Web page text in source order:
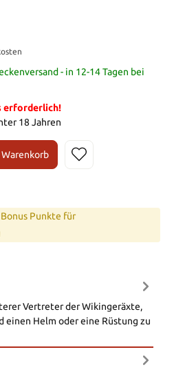
- in 12-14 Tagen bei
erforderlich!
18 Jahren
Warenkorb
Punkte für
Vertreter der Wikingeräxte,
einen Helm oder eine Rüstung zu